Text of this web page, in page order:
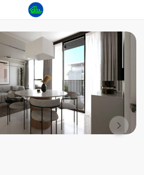
cada rincón está diseñado para